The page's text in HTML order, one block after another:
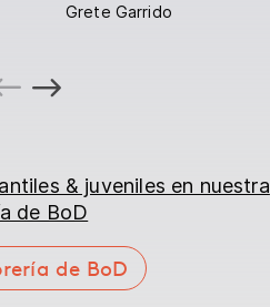
Grete Garrido
& juveniles en nuestra
de BoD
de BoD